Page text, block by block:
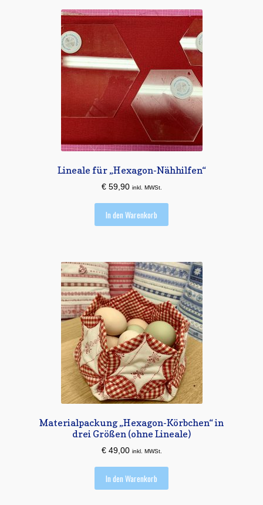
Lineale für „Hexagon-Nähhilfen“
€59,90 inkl. MWSt.
In den Warenkorb
Materialpackung „Hexagon-Körbchen“ in
drei Größen (ohne Lineale)
€49,00 inkl. MWSt.
In den Warenkorb